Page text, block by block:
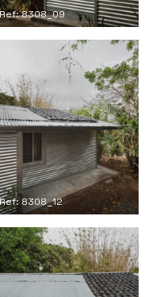
Ref: 8308_09
Ref: 8308_12